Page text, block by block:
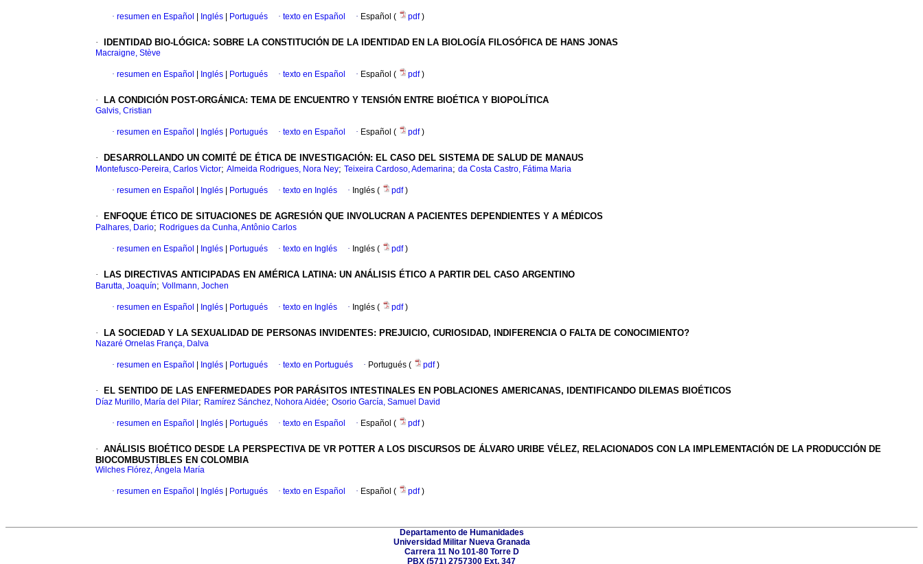
· resumen en Español Inglés Portugués · texto en Español · Español ( pdf)
· IDENTIDAD BIO-LÓGICA: SOBRE LA CONSTITUCIÓN DE LA IDENTIDAD EN LA BIOLOGÍA FILOSÓFICA DE HANS JONAS
Macraigne, Stève
· resumen en Español Inglés Portugués · texto en Español · Español ( pdf)
· LA CONDICIÓN POST-ORGÁNICA: TEMA DE ENCUENTRO Y TENSIÓN ENTRE BIOÉTICA Y BIOPOLÍTICA
Galvis, Cristian
· resumen en Español Inglés Portugués · texto en Español · Español ( pdf)
· DESARROLLANDO UN COMITÉ DE ÉTICA DE INVESTIGACIÓN : EL CASO DEL SISTEMA DE SALUD DE MANAUS
Montefusco-Pereira, Carlos Victor; Almeida Rodrigues, Nora Ney; Teixeira Cardoso, Ademarina; da Costa Castro, Fátima Maria
· resumen en Español Inglés Portugués · texto en Inglés · Inglés ( pdf)
· ENFOQUE ÉTICO DE SITUACIONES DE AGRESIÓN QUE INVOLUCRAN A PACIENTES DEPENDIENTES Y A MÉDICOS
Palhares, Dario; Rodrigues da Cunha, Antônio Carlos
· resumen en Español Inglés Portugués · texto en Inglés · Inglés ( pdf)
· LAS DIRECTIVAS ANTICIPADAS EN AMÉRICA LATINA: UN ANÁLISIS ÉTICO A PARTIR DEL CASO ARGENTINO
Barutta, Joaquín; Vollmann, Jochen
· resumen en Español Inglés Portugués · texto en Inglés · Inglés ( pdf)
· LA SOCIEDAD Y LA SEXUALIDAD DE PERSONAS INVIDENTES: PREJUICIO, CURIOSIDAD, INDIFERENCIA O FALTA DE CONOCIMIENTO?
Nazaré Ornelas França, Dalva
· resumen en Español Inglés Portugués · texto en Portugués · Portugués ( pdf)
· EL SENTIDO DE LAS ENFERMEDADES POR PARÁSITOS INTESTINALES EN POBLACIONES AMERICANAS, IDENTIFICANDO DILEMAS BIOÉTICOS
Díaz Murillo, María del Pilar; Ramírez Sánchez, Nohora Aidée; Osorio García, Samuel David
· resumen en Español Inglés Portugués · texto en Español · Español ( pdf)
· ANÁLISIS BIOÉTICO DESDE LA PERSPECTIVA DE VR POTTER A LOS DISCURSOS DE ÁLVARO URIBE VÉLEZ, RELACIONADOS CON LA IMPLEMENTACIÓN DE LA PRODUCCIÓN DE
BIOCOMBUSTIBLES EN COLOMBIA
Wilches Flórez, Ángela María
· resumen en Español Inglés Portugués · texto en Español · Español ( pdf)
Departamento de Humanidades
Universidad Militar Nueva Granada
Carrera 11 No 101-80 Torre D
PBX (571) 2757300 Ext. 347